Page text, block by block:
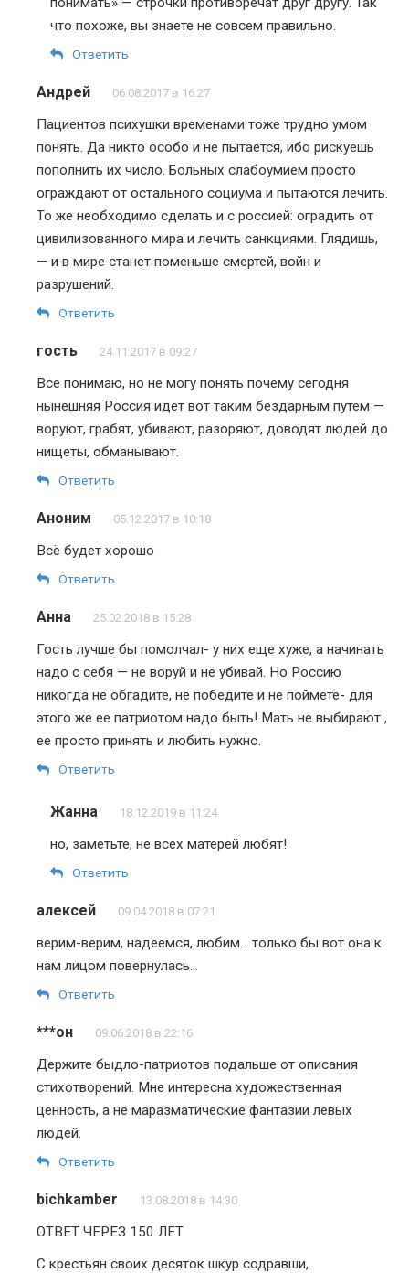
что похоже, вы знаете не совсем правильно.
Ответить
Андрей 06.08.2017 в 16:27
Пациентов психушки временами тоже трудно умом
понять. Да никто особо и не пытается, ибо рискуешь
пополнить их число. Больных слабоумием просто
ограждают от остального социума и пытаются лечить.
То же необходимо сделать и с россией: оградить от
цивилизованного мира и лечить санкциями. Глядишь,
— и в мире станет поменьше смертей, войн и
разрушений.
Ответить
гость 24.11.2017 в 09:27
Все понимаю, но не могу понять почему сегодня
нынешняя Россия идет вот таким бездарным путем —
воруют, грабят, убивают, разоряют, доводят людей до
нищеты, обманывают.
Ответить
Аноним 05.12.2017 в 10:18
Всё будет хорошо
Ответить
Анна 25.02.2018 в 15:28
Гость лучше бы помолчал- у них еще хуже, а начинать
надо с себя — не воруй и не убивай. Но Россию
никогда не обгадите, не победите и не поймете- для
этого же ее патриотом надо быть! Мать не выбирают ,
ее просто принять и любить нужно.
Ответить
Жанна 18.12.2019 в 11:24
но, заметьте, не всех матерей любят!
Ответить
алексей 09.04.2018 в 07:21
верим-верим, надеемся, любим… только бы вот она к
нам лицом повернулась…
Ответить
***он 09.06.2018 в 22:16
Держите быдло-патриотов подальше от описания
стихотворений. Мне интересна художественная
ценность, а не маразматические фантазии левых
людей.
Ответить
bichkamber 13.08.2018 в 14:30
ОТВЕТ ЧЕРЕЗ 150 ЛЕТ
С крестьян своих десяток шкур содравши,